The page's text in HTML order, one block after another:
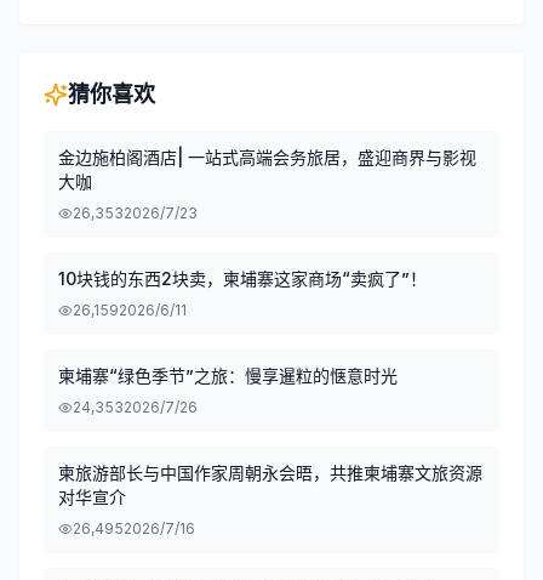
猜你喜欢
金边施柏阁酒店| 一站式高端会务旅居，盛迎商界与影视
大咖
26,3532026/7/23
10块钱的东西2块卖，柬埔寨这家商场“卖疯了”！
26,1592026/6/11
柬埔寨“绿色季节”之旅：慢享暹粒的惬意时光
24,3532026/7/26
柬旅游部长与中国作家周朝永会晤，共推柬埔寨文旅资源
对华宣介
26,4952026/7/16